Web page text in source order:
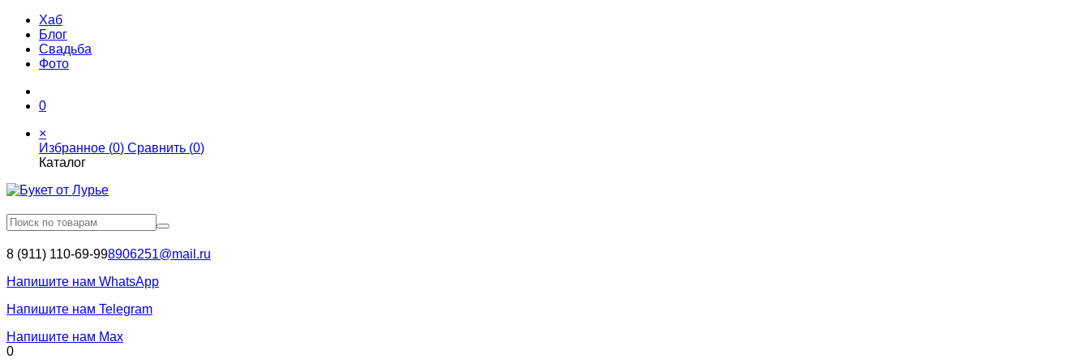
Хаб
Блог
Свадьба
Фото
0
×
Избранное (0) Сравнить (0)
Каталог
8 (911) 110-69-998906251@mail.ru
Напишите нам WhatsApp
Напишите нам Telegram
Напишите нам Max
0